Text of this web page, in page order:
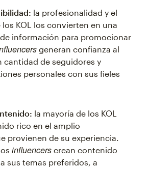
la profesionalidad y el
KOL los convierten en una
información para promocionar
generan confianza al
cantidad de seguidores y
personales con sus fieles
la mayoría de los KOL
rico en el amplio
provienen de su experiencia.
influencers crean contenido
sus temas preferidos, a